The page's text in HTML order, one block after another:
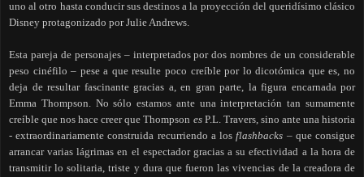
uno al otro hasta conducir sus destinos a la proyección del queridísimo clásico
Disney protagonizado por Julie Andrews.
Esta pareja de personajes – interpretados por dos nombres de un considerable
peso cinéfilo – pese a que resulte poco creíble por lo dicotómica que es, no
deja de resultar fascinante gracias a, en gran parte, la figura encarnada por
Emma Thompson. No sólo estamos ante una interpretación tan sumamente
creíble que nos hace creer que Thompson es P.L. Travers, sino ante una historia
- extraordinariamente construida recurriendo a losflashbacks – que consigue
arrancar varias lágrimas en el espectador gracias a su efectividad a la hora de
transmitir lo solitaria, triste y dura que fueron las vivencias de la creadora de